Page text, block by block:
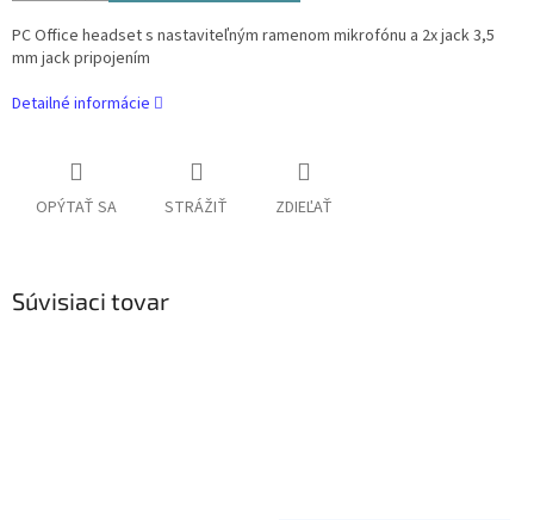
PC Office headset s nastaviteľným ramenom mikrofónu a 2x jack 3,5
mm jack pripojením
Detailné informácie
OPÝTAŤ SA STRÁŽIŤ ZDIEĽAŤ
Súvisiaci tovar